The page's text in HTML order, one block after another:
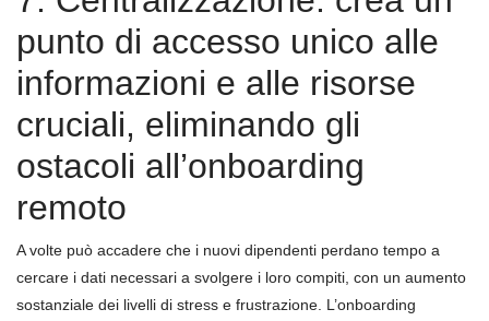
punto di accesso unico alle
informazioni e alle risorse
cruciali, eliminando gli
ostacoli all’onboarding
remoto
A volte può accadere che i nuovi dipendenti perdano tempo a
cercare i dati necessari a svolgere i loro compiti, con un aumento
sostanziale dei livelli di stress e frustrazione. L’onboarding